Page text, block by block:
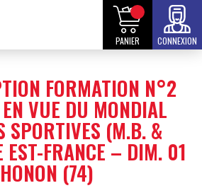
PANIER CONNEXION
FORMATION N°2
VUE DU MONDIAL
SPORTIVES (M.B. &
EST-FRANCE – DIM. 01
(74)